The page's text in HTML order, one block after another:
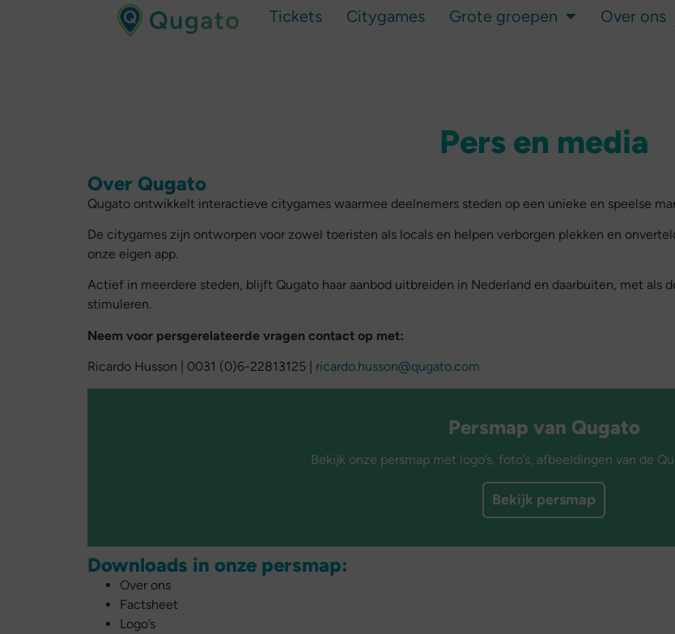
Tickets Citygames Grote groepen Over ons
Pers en media
Over Qugato
Qugato ontwikkelt interactieve citygames waarmee deelnemers steden op een unieke en speelse
De citygames zijn ontworpen voor zowel toeristen als locals en helpen verborgen plekken en
onze eigen app.
Actief in meerdere steden, blijft Qugato haar aanbod uitbreiden in Nederland en daarbuiten, met als
stimuleren.
Neem voor persgerelateerde vragen contact op met:
Ricardo Husson | 0031 (0)6-22813125 | ricardo.husson@qugato.com
Persmap van Qugato
Bekijk onze persmap met logo’s, foto’s, afbeeldingen van de
Bekijk persmap
Downloads in onze persmap:
Over ons
Factsheet
Logo’s